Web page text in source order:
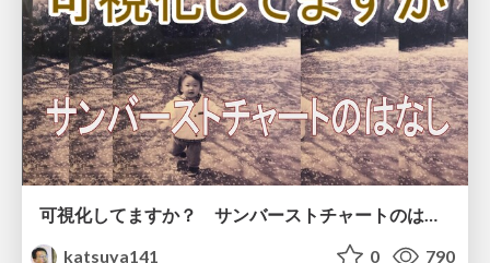
可視化してますか？ サンバーストチャートのはなし
katsuya141
0 790